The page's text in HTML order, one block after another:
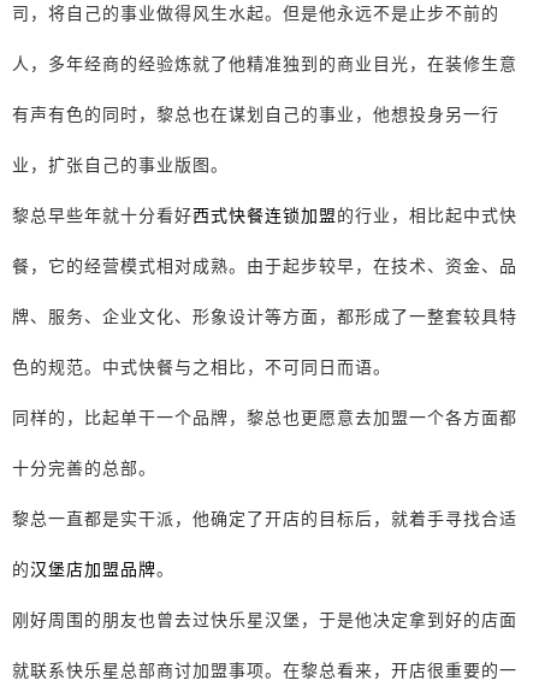
司，将自己的事业做得风生水起。但是他永远不是止步不前的
人，多年经商的经验炼就了他精准独到的商业目光，在装修生意
有声有色的同时，黎总也在谋划自己的事业，他想投身另一行
业，扩张自己的事业版图。
黎总早些年就十分看好西式快餐连锁加盟的行业，相比起中式快
餐，它的经营模式相对成熟。由于起步较早，在技术、资金、品
牌、服务、企业文化、形象设计等方面，都形成了一整套较具特
色的规范。中式快餐与之相比，不可同日而语。
同样的，比起单干一个品牌，黎总也更愿意去加盟一个各方面都
十分完善的总部。
黎总一直都是实干派，他确定了开店的目标后，就着手寻找合适
的汉堡店加盟品牌。
刚好周围的朋友也曾去过快乐星汉堡，于是他决定拿到好的店面
就联系快乐星总部商讨加盟事项。在黎总看来，开店很重要的一